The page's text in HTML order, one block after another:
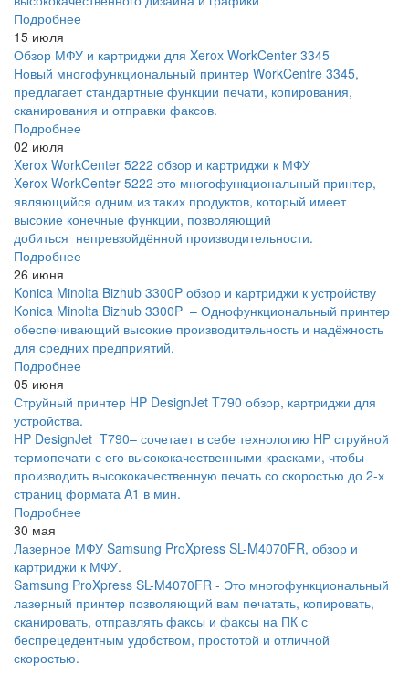
Подробнее
15 июля
Обзор МФУ и картриджи для Xerox WorkCenter 3345
Новый многофункциональный принтер WorkCentre 3345,
предлагает стандартные функции печати, копирования,
сканирования и отправки факсов.
Подробнее
02 июля
Xerox WorkCenter 5222 обзор и картриджи к МФУ
Xerox WorkCenter 5222 это многофункциональный принтер,
являющийся одним из таких продуктов, который имеет
высокие конечные функции, позволяющий
добиться непревзойдённой производительности.
Подробнее
26 июня
Konica Minolta Bizhub 3300P обзор и картриджи к устройству
Konica Minolta Bizhub 3300P – Однофункциональный принтер
обеспечивающий высокие производительность и надёжность
для средних предприятий.
Подробнее
05 июня
Струйный принтер HP DesignJet T790 обзор, картриджи для
устройства.
HP DesignJet T790– сочетает в себе технологию HP струйной
термопечати с его высококачественными красками, чтобы
производить высококачественную печать со скоростью до 2-х
страниц формата A1 в мин.
Подробнее
30 мая
Лазерное МФУ Samsung ProXpress SL-M4070FR, обзор и
картриджи к МФУ.
Samsung ProXpress SL-M4070FR - Это многофункциональный
лазерный принтер позволяющий вам печатать, копировать,
сканировать, отправлять факсы и факсы на ПК с
беспрецедентным удобством, простотой и отличной
скоростью.